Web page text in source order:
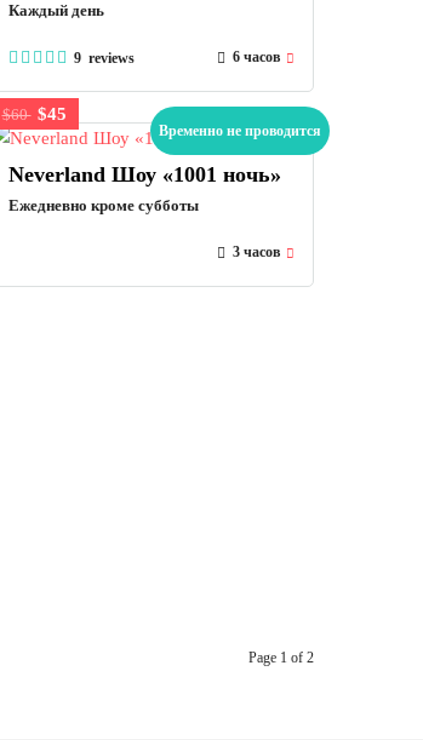
Каждый день
9 reviews 6 часов
Временно не проводится
$60 $45
Neverland Шоу «1001 ночь»
Ежедневно кроме субботы
3 часов
Page 1 of 2